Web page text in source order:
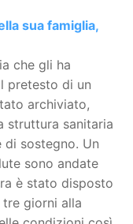
sua famiglia,
che gli ha
pretesto di un
archiviato,
struttura sanitaria
di sostegno. Un
sono andate
è stato disposto
giorni alla